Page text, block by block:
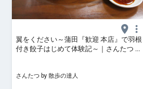
翼をください～蒲田『歓迎 本店』で羽根
付き餃子はじめて体験記～｜さんたつ by
さんたつ by 散歩の達人